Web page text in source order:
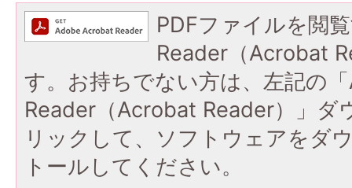
PDFファイルを閲
Reader（Acrobat
す。お持ちでない方は、左記の
Reader（Acrobat Reader）」ダ
リックして、ソフトウェアをダ
トールしてください。